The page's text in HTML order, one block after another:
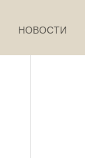
НОВОСТИ